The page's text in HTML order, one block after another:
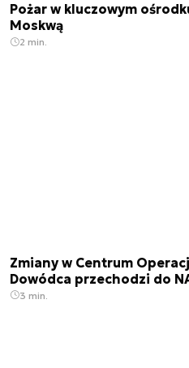
Pożar w kluczowym
Moskwą
2 min.
Zmiany w Centrum
Dowódca przechodzi do
3 min.